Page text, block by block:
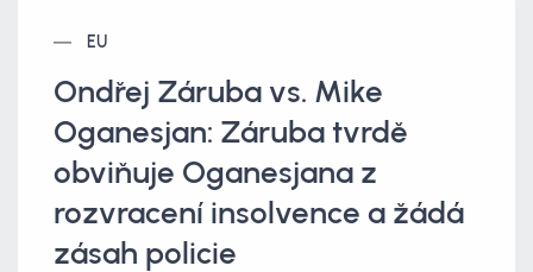
EU
Ondřej Záruba vs. Mike
Oganesjan: Záruba tvrdě
obviňuje Oganesjana z
rozvracení insolvence a žádá
zásah policie